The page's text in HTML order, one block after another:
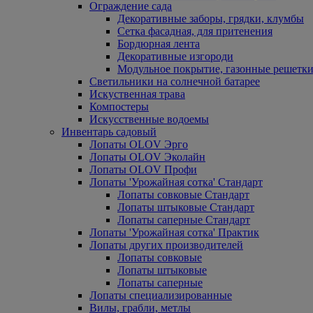
Ограждение сада
Декоративные заборы, грядки, клумбы
Сетка фасадная, для притенения
Бордюрная лента
Декоративные изгороди
Модульное покрытие, газонные
Светильники на солнечной батарее
Искуственная трава
Компостеры
Искусственные водоемы
Инвентарь садовый
Лопаты OLOV Эрго
Лопаты OLOV Эколайн
Лопаты OLOV Профи
Лопаты 'Урожайная сотка' Стандарт
Лопаты совковые Стандарт
Лопаты штыковые Стандарт
Лопаты саперные Стандарт
Лопаты 'Урожайная сотка' Практик
Лопаты других производителей
Лопаты совковые
Лопаты штыковые
Лопаты саперные
Лопаты специализированные
Вилы, грабли, метлы